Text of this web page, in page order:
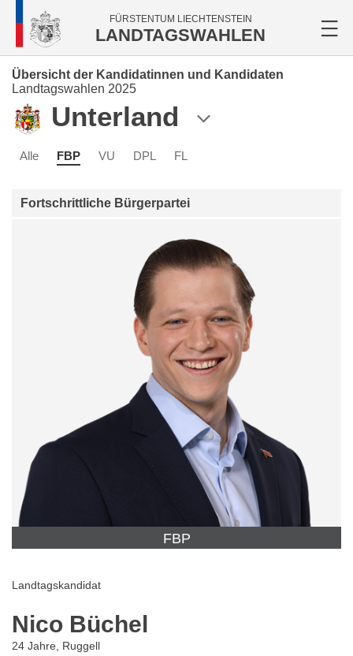
FÜRSTENTUM LIECHTENSTEIN
LANDTAGSWAHLEN
Übersicht der Kandidatinnen und Kandidaten
Landtagswahlen 2025
Unterland
Alle FBP VU DPL FL
Fortschrittliche Bürgerpartei
FBP
Landtagskandidat
Nico Büchel
24 Jahre, Ruggell